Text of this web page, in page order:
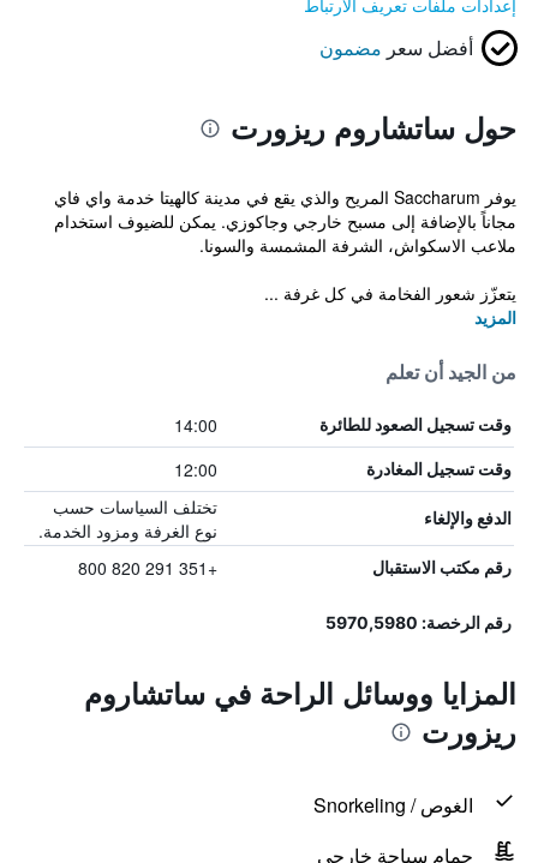
إعدادات ملفات تعريف الارتباط
أفضل سعر مضمون
حول ساتشاروم ريزورت
يوفر Saccharum المريح والذي يقع في مدينة كالهيتا خدمة واي فاي
مجاناً بالإضافة إلى مسبح خارجي وجاكوزي. يمكن للضيوف استخدام
ملاعب الاسكواش، الشرفة المشمسة والسونا.
يتعزّز شعور الفخامة في كل غرفة ...
المزيد
من الجيد أن تعلم
وقت تسجيل الصعود للطائرة 14:00
وقت تسجيل المغادرة 12:00
الدفع والإلغاء
تختلف السياسات حسب
نوع الغرفة ومزود الخدمة.
رقم مكتب الاستقبال +351 291 820 800
رقم الرخصة: 5970,5980
المزايا ووسائل الراحة في ساتشاروم
ريزورت
الغوص / Snorkeling
حمام سباحة خارجي